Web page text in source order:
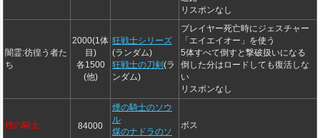
リスポンなし
闇霊:彷徨う者た
ち
2000(1体
目)
各1500
(他)
狂戦士シリーズ
(ランダム)
狂戦士の刀剣 (ラ
ンダム)
プレイヤー死亡時にジェスチャー
「エイエイオー」を使う
5体すべて倒すと撃破扱いになる
倒した分はロードしても復活しな
い
リスポンなし
煙の騎士 84000
煙の騎士のソウ
ル
煤のナドラのソ
ボス